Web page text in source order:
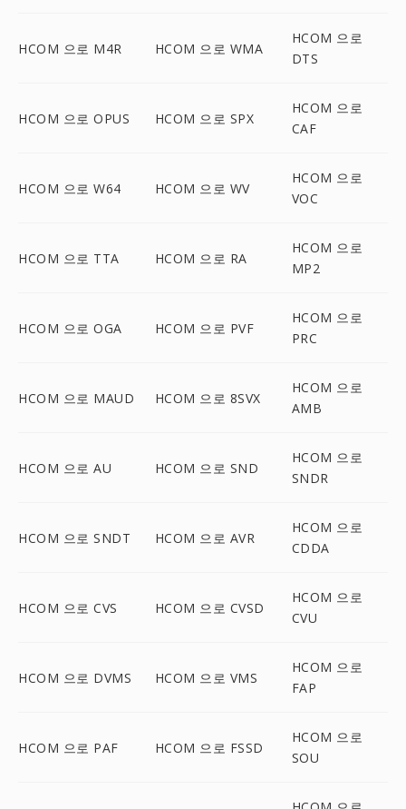
HCOM 으로 M4R HCOM 으로 WMA
HCOM 으로
DTS
HCOM 으로 OPUS HCOM 으로 SPX
HCOM 으로
CAF
HCOM 으로 W64 HCOM 으로 WV
HCOM 으로
VOC
HCOM 으로 TTA HCOM 으로 RA
HCOM 으로
MP2
HCOM 으로 OGA HCOM 으로 PVF
HCOM 으로
PRC
HCOM 으로 MAUD HCOM 으로 8SVX
HCOM 으로
AMB
HCOM 으로 AU HCOM 으로 SND
HCOM 으로
SNDR
HCOM 으로 SNDT HCOM 으로 AVR
HCOM 으로
CDDA
HCOM 으로 CVS HCOM 으로 CVSD
HCOM 으로
CVU
HCOM 으로 DVMS HCOM 으로 VMS
HCOM 으로
FAP
HCOM 으로 PAF HCOM 으로 FSSD
HCOM 으로
SOU